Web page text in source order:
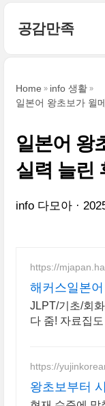
공감만족
Home
info 생활
일본어 왕초보가 윌
일본어 왕
실력 늘린
info 다모아
https://
해커스일본
포
JLPT/기초/회
다 줌! 자료집
https://
왕초보부터